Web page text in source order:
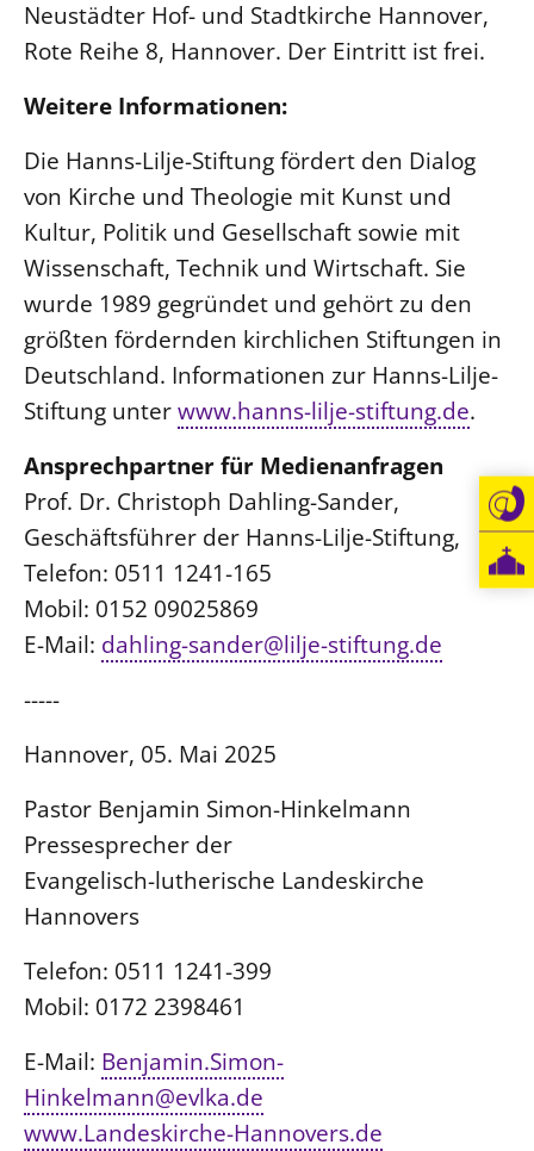
Neustädter Hof- und Stadtkirche Hannover,
Rote Reihe 8, Hannover. Der Eintritt ist frei.
Weitere Informationen:
Die Hanns-Lilje-Stiftung fördert den Dialog
von Kirche und Theologie mit Kunst und
Kultur, Politik und Gesellschaft sowie mit
Wissenschaft, Technik und Wirtschaft. Sie
wurde 1989 gegründet und gehört zu den
größten fördernden kirchlichen Stiftungen in
Deutschland. Informationen zur Hanns-Lilje-
Stiftung unterwww.hanns-lilje-stiftung.de.
Ansprechpartner für Medienanfragen
Prof. Dr. Christoph Dahling-Sander,
Geschäftsführer der Hanns-Lilje-Stiftung,
Telefon: 0511 1241-165
Mobil: 0152 09025869
E-Mail: dahling-sander@lilje-stiftung.de
-----
Hannover, 05. Mai 2025
Pastor Benjamin Simon-Hinkelmann
Pressesprecher der
Evangelisch-lutherische Landeskirche
Hannovers
Telefon: 0511 1241-399
Mobil: 0172 2398461
E-Mail: Benjamin.Simon-
Hinkelmann@evlka.de
www.Landeskirche-Hannovers.de